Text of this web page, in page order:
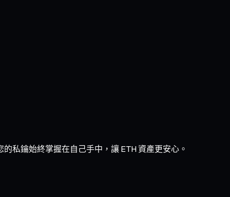
私鑰始終掌握在自己手中，讓 ETH 資產更安心。